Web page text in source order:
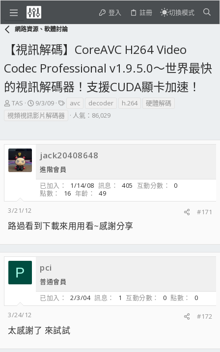
登入 註冊 切換模式
網路資源、軟體討論
【視訊解碼】CoreAVC H264 Video
Codec Professional v1.9.5.0～世界最快
的視訊解碼器！支援CUDA顯卡加速！
主
題
發
人
TAS
開
始
日
9/3/09
標avc decoder h.264
硬體解碼
視頻視訊影片解碼器
人氣：86,029
jack20408648
進階會員
已加入
1/14/08 訊息 405 互動分數
0
點數
16 年齡
49
3/21/12
#171
路過看到下載來用用看~感謝分享
P pci
普通會員
已加入
2/3/04 訊息 1 互動分數 0 點數
0
3/24/12
#172
太感謝了 來試試